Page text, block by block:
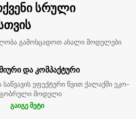
სრული
გამოსცადოთ ახალი მოდელები
და კომპაქტური
საწვავის ეფექტური წვით ქალაქში ეკო-
მოდელი
გაიგე მეტი